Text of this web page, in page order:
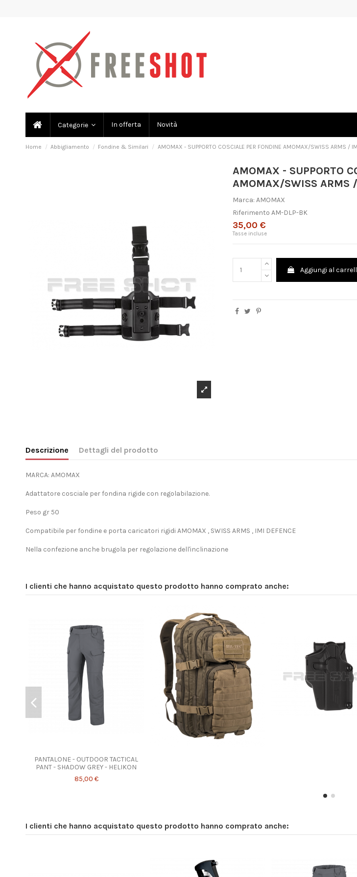
Categorie In offerta Novità
Home Abbigliamento Fondine & Similari AMOMAX - SUPPORTO COSCIALE PER FONDINE AMOMAX/SWISS ARMS /
AMOMAX - SUPPORTO
AMOMAX/SWISS ARMS
Marca: AMOMAX
Riferimento AM-DLP-BK
35,00 €
Tasse incluse
Aggiungi al
Descrizione Dettagli del prodotto
MARCA: AMOMAX
Adattatore cosciale per fondina rigide con regolabilazione.
Peso gr 50
Compatibile per fondine e porta caricatori rigidi AMOMAX , SWISS ARMS , IMI DEFENCE
Nella confezione anche brugola per regolazione dell'inclinazione
I clienti che hanno acquistato questo prodotto hanno comprato anche:
PANTALONE - OUTDOOR TACTICAL
PANT - SHADOW GREY - HELIKON
85,00 €
I clienti che hanno acquistato questo prodotto hanno comprato anche: